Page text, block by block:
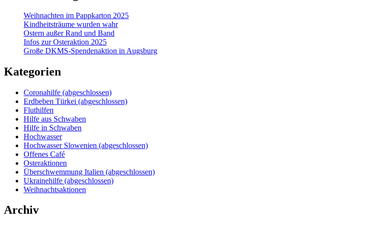
Weihnachten im Pappkarton 2025
Kindheitsträume wurden wahr
Ostern außer Rand und Band
Infos zur Osteraktion 2025
Große DKMS-Spendenaktion in Augsburg
Kategorien
Coronahilfe (abgeschlossen)
Erdbeben Türkei (abgeschlossen)
Fluthilfen
Hilfe aus Schwaben
Hilfe in Schwaben
Hochwasser
Hochwasser Slowenien (abgeschlossen)
Offenes Café
Osteraktionen
Überschwemmung Italien (abgeschlossen)
Ukrainehilfe (abgeschlossen)
Weihnachtsaktionen
Archiv